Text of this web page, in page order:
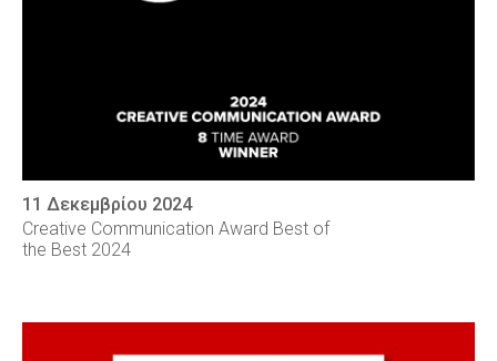
11 Δεκεμβρίου 2024
Creative Communication Award Best of
the Best 2024